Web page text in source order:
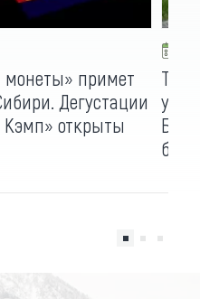
монеты» примет
Дегустации
открыты